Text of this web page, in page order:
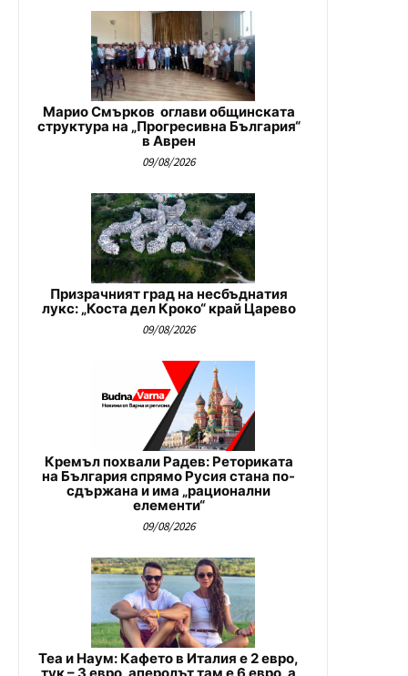
Марио Смърков оглави общинската
структура на „Прогресивна България“
в Аврен
09/08/2026
Призрачният град на несбъднатия
лукс: „Коста дел Кроко“ край Царево
09/08/2026
Кремъл похвали Радев: Реториката
на България спрямо Русия стана по-
сдържана и има „рационални
елементи“
09/08/2026
Теа и Наум: Кафето в Италия е 2 евро,